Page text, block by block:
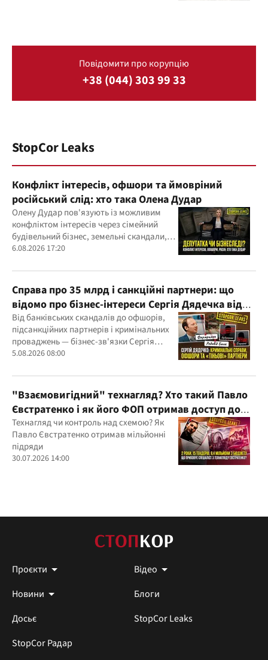
Повідомити про корупцію
+38 (044) 303 99 33
StopCor Leaks
Конфлікт інтересів, офшори та ймовріний
російський слід: хто така Олена Дудар
Олену Дудар пов'язують із можливим
конфліктом інтересів через сімейний
будівельний бізнес, земельні скандали,
судові справи
6.08.2026 17:20
Справа про 35 млрд і санкційні партнери: що
відомо про бізнес-інтереси Сергія Дядечка від
"Родовід Банку" до "ФАРМАСЕЛ"
Від банківських скандалів до офшорів,
підсанкційних партнерів і кримінальних
проваджень — бізнес-зв'язки Сергія
Дядечка й досі простягаються через
5.08.2026 08:00
"Взаємовигідний" технагляд? Хто такий Павло
Євстратенко і як його ФОП отримав доступ до
бюджетних мільйонів?
Технагляд чи контроль над схемою? Як
Павло Євстратенко отримав мільйонні
підряди
30.07.2026 14:00
Проєкти
Відео
Новини
Блоги
Досьє
StopCor Leaks
StopCor Радар